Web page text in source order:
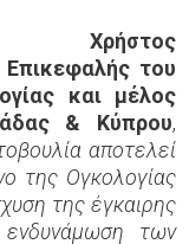
Χρήστος
Επικεφαλής του
και μέλος
& Κύπρου,
αποτελεί
της Ογκολογίας
της έγκαιρης
ενδυνάμωση των